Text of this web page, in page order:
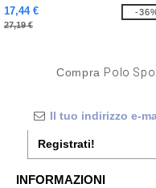
17,44 €
27,19 €
-
Compra Polo
Registrati!
INFORMAZIONI